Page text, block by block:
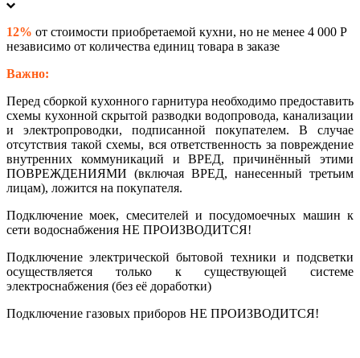
12% от стоимости приобретаемой кухни, но не менее 4 000 Р
независимо от количества единиц товара в заказе
Важно:
Перед сборкой кухонного гарнитура необходимо предоставить
схемы кухонной скрытой разводки водопровода, канализации
и электропроводки, подписанной покупателем. В случае
отсутствия такой схемы, вся ответственность за повреждение
внутренних коммуникаций и ВРЕД, причинённый этими
ПОВРЕЖДЕНИЯМИ (включая ВРЕД, нанесенный третьим
лицам), ложится на покупателя.
Подключение моек, смесителей и посудомоечных машин к
сети водоснабжения НЕ ПРОИЗВОДИТСЯ!
Подключение электрической бытовой техники и подсветки
осуществляется только к существующей системе
электроснабжения (без её доработки)
Подключение газовых приборов НЕ ПРОИЗВОДИТСЯ!